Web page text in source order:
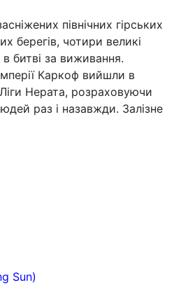
північних гірських
берегів, чотири великі
битві за виживання.
Каркоф вийшли в
Нерата, розраховуючи
раз і назавжди. Залізне